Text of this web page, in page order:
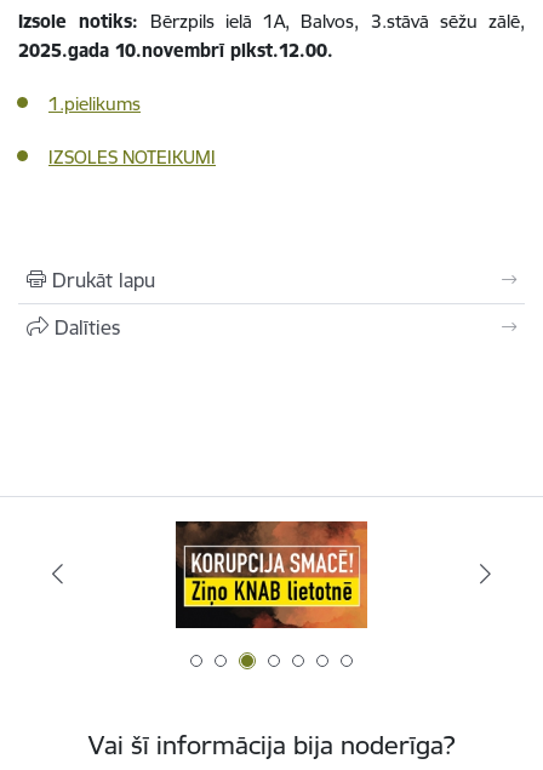
Izsole notiks: Bērzpils ielā 1A, Balvos, 3.stāvā sēžu zālē,
2025.gada 10.novembrī plkst.12.00.
1.pielikums
IZSOLES NOTEIKUMI
Drukāt lapu
Dalīties
Vai šī informācija bija noderīga?